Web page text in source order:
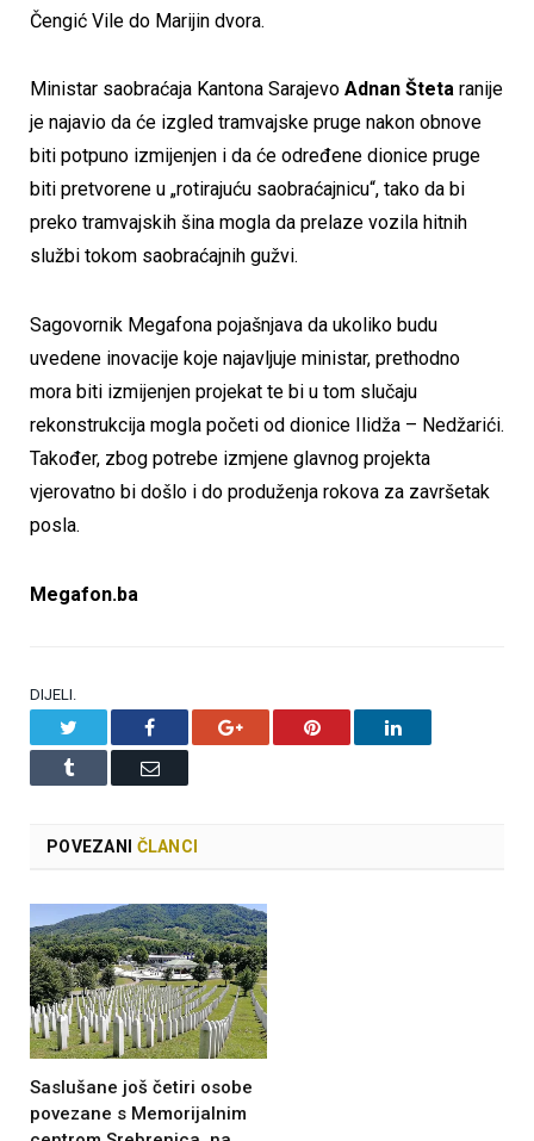
Čengić Vile do Marijin dvora.
Ministar saobraćaja Kantona Sarajevo Adnan Šteta ranije
je najavio da će izgled tramvajske pruge nakon obnove
biti potpuno izmijenjen i da će određene dionice pruge
biti pretvorene u „rotirajuću saobraćajnicu“, tako da bi
preko tramvajskih šina mogla da prelaze vozila hitnih
službi tokom saobraćajnih gužvi.
Sagovornik Megafona pojašnjava da ukoliko budu
uvedene inovacije koje najavljuje ministar, prethodno
mora biti izmijenjen projekat te bi u tom slučaju
rekonstrukcija mogla početi od dionice Ilidža – Nedžarići.
Također, zbog potrebe izmjene glavnog projekta
vjerovatno bi došlo i do produženja rokova za završetak
posla.
Megafon.ba
DIJELI.
Facebook Google+ Pinterest LinkedIn
Tumblr Email
POVEZANI ČLANCI
Saslušane još četiri osobe
povezane s Memorijalnim